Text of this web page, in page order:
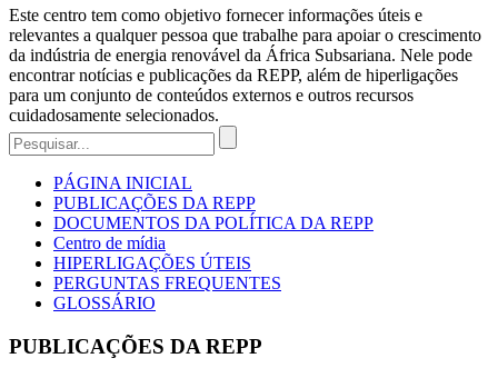
Este centro tem como objetivo fornecer informações úteis e
relevantes a qualquer pessoa que trabalhe para apoiar o crescimento
da indústria de energia renovável da África Subsariana. Nele pode
encontrar notícias e publicações da REPP, além de hiperligações
para um conjunto de conteúdos externos e outros recursos
cuidadosamente selecionados.
PÁGINA INICIAL
PUBLICAÇÕES DA REPP
DOCUMENTOS DA POLÍTICA DA REPP
Centro de mídia
HIPERLIGAÇÕES ÚTEIS
PERGUNTAS FREQUENTES
GLOSSÁRIO
PUBLICAÇÕES DA REPP